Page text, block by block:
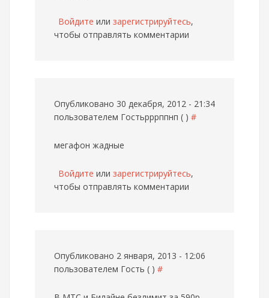
Войдите или зарегистрируйтесь,
чтобы отправлять комментарии
Опубликовано 30 декабря, 2012 - 21:34
пользователем Гостьрррппнп ( ) #
мегафон жадные
Войдите или зарегистрируйтесь,
чтобы отправлять комментарии
Опубликовано 2 января, 2013 - 12:06
пользователем Гость ( ) #